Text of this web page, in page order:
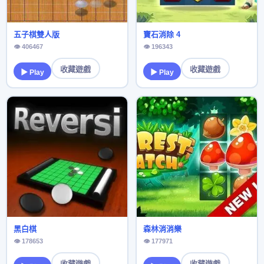
五子棋雙人版
👁 406467
▶ Play 收藏遊戲
寶石消除 4
👁 196343
▶ Play 收藏遊戲
黑白棋
👁 178653
森林消消樂
👁 177971